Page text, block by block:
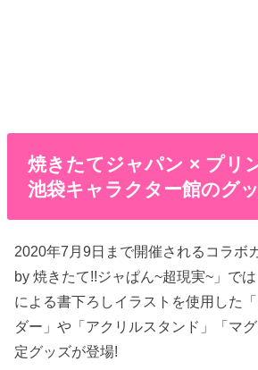
焼きたてジャパン × プリ
池袋キャラクター館のグ
2020年7月9日まで開催されるコラボ
by 焼きたて!!ジャぱん~超現実~」で
による書下ろしイラストを使用した
ダー」や「アクリルスタンド」「マ
定グッズが登場!